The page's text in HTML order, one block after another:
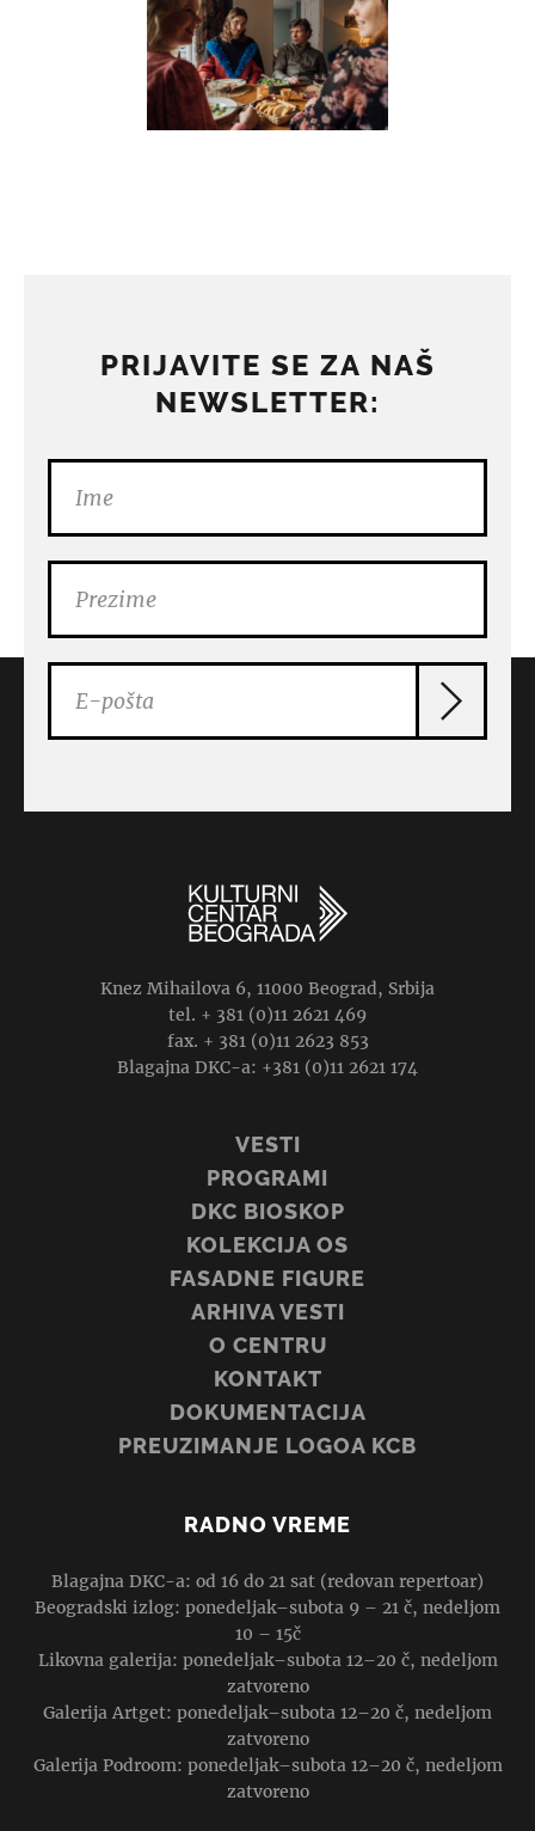
PRIJAVITE SE ZA NAŠ
NEWSLETTER:
Knez Mihailova 6, 11000 Beograd, Srbija
tel. + 381 (0)11 2621 469
fax. + 381 (0)11 2623 853
Blagajna DKC-a: +381 (0)11 2621 174
VESTI
PROGRAMI
DKC BIOSKOP
KOLEKCIJA OS
FASADNE FIGURE
ARHIVA VESTI
O CENTRU
KONTAKT
DOKUMENTACIJA
PREUZIMANJE LOGOA KCB
RADNO VREME
Blagajna DKC-a: od 16 do 21 sat (redovan repertoar)
Beogradski izlog: ponedeljak–subota 9 – 21 č, nedeljom
10 – 15č
Likovna galerija: ponedeljak–subota 12–20 č, nedeljom
zatvoreno
Galerija Artget: ponedeljak–subota 12–20 č, nedeljom
zatvoreno
Galerija Podroom: ponedeljak–subota 12–20 č, nedeljom
zatvoreno